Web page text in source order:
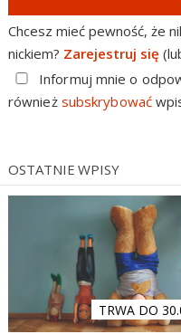
Chcesz mieć pewność, że
nickiem? Zarejestruj się
Informuj mnie o
również subskrybować
OSTATNIE WPISY
TRWA DO